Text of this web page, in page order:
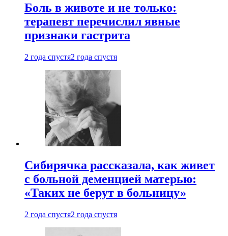
Боль в животе и не только:
терапевт перечислил явные
признаки гастрита
2 года спустя2 года спустя
Сибирячка рассказала, как живет
с больной деменцией матерью:
«Таких не берут в больницу»
2 года спустя2 года спустя